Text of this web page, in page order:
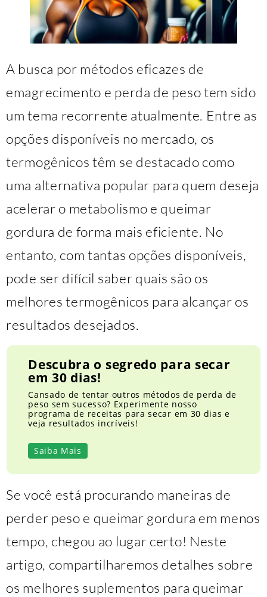
A busca por métodos eficazes de
emagrecimento e perda de peso tem sido
um tema recorrente atualmente. Entre as
opções disponíveis no mercado, os
termogênicos têm se destacado como
uma alternativa popular para quem deseja
acelerar o metabolismo e queimar
gordura de forma mais eficiente. No
entanto, com tantas opções disponíveis,
pode ser difícil saber quais são os
melhores termogênicos para alcançar os
resultados desejados.
Descubra o segredo para secar
em 30 dias!
Cansado de tentar outros métodos de perda de
peso sem sucesso? Experimente nosso
programa de receitas para secar em 30 dias e
veja resultados incríveis!
Saiba Mais
Se você está procurando maneiras de
perder peso e queimar gordura em menos
tempo, chegou ao lugar certo! Neste
artigo, compartilharemos detalhes sobre
os melhores suplementos para queimar